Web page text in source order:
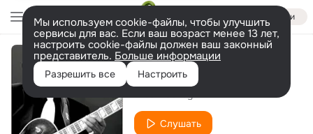
Войти
Мы используем cookie-файлы, чтобы улучшить
сервисы для вас. Если ваш возраст менее 13 лет,
настроить cookie-файлы должен ваш законный
представитель. Больше информации
Разрешить все Настроить
Ganges Blues
Слушать